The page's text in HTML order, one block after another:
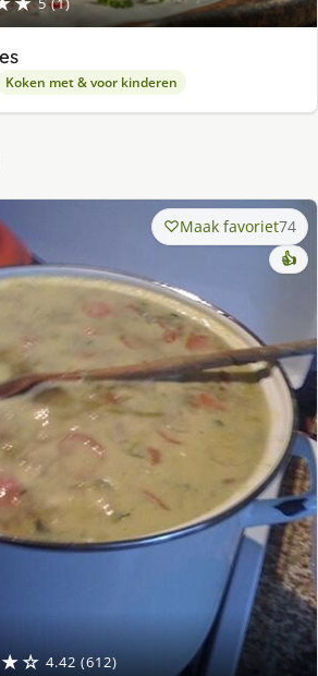
Koken met & voor kinderen
4.42 (612)
Maak favoriet74
👍